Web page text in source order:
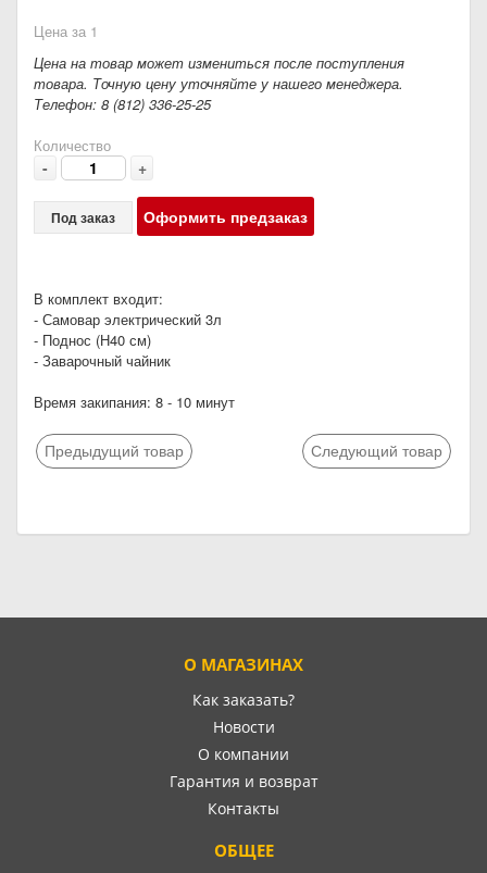
Цена за 1
Цена на товар может измениться после поступления
товара. Точную цену уточняйте у нашего менеджера.
Телефон: 8 (812) 336-25-25
Количество
- +
Под заказ Оформить предзаказ
В комплект входит:
- Самовар электрический 3л
- Поднос (Н40 см)
- Заварочный чайник
Время закипания: 8 - 10 минут
Предыдущий товар Следующий товар
О МАГАЗИНАХ
Как заказать?
Новости
О компании
Гарантия и возврат
Контакты
ОБЩЕЕ